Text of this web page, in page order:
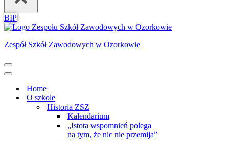
BIP
Zespół Szkół Zawodowych w Ozorkowie
Menu
nawigacji
Menu
nawigacjiHome
O szkole
Historia ZSZ
Kalendarium
„Istota wspomnień polega
na tym, że nic nie przemija”